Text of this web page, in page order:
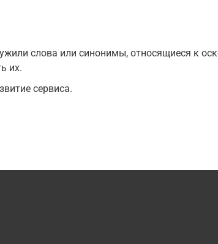
слова или синонимы, относящиеся к
их.
сервиса.